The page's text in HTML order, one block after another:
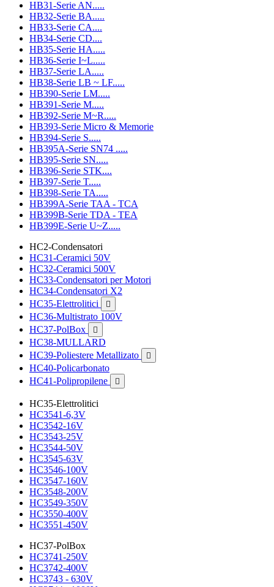
HB31-Serie AN.....
HB32-Serie BA.....
HB33-Serie CA....
HB34-Serie CD....
HB35-Serie HA.....
HB36-Serie I~L.....
HB37-Serie LA.....
HB38-Serie LB ~ LF.....
HB390-Serie LM.....
HB391-Serie M.....
HB392-Serie M~R.....
HB393-Serie Micro & Memorie
HB394-Serie S.....
HB395A-Serie SN74 .....
HB395-Serie SN.....
HB396-Serie STK....
HB397-Serie T.....
HB398-Serie TA.....
HB399A-Serie TAA - TCA
HB399B-Serie TDA - TEA
HB399E-Serie U~Z.....
HC2-Condensatori
HC31-Ceramici 50V
HC32-Ceramici 500V
HC33-Condensatori per Motori
HC34-Condensatori X2
HC35-Elettrolitici

HC36-Multistrato 100V
HC37-PolBox

HC38-MULLARD
HC39-Poliestere Metallizato

HC40-Policarbonato
HC41-Polipropilene

HC35-Elettrolitici
HC3541-6,3V
HC3542-16V
HC3543-25V
HC3544-50V
HC3545-63V
HC3546-100V
HC3547-160V
HC3548-200V
HC3549-350V
HC3550-400V
HC3551-450V
HC37-PolBox
HC3741-250V
HC3742-400V
HC3743 - 630V